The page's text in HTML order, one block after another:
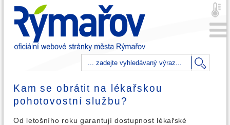
Kam se obrátit na lékařskou
pohotovostní službu?
Od letošního roku garantují dostupnost lékařské